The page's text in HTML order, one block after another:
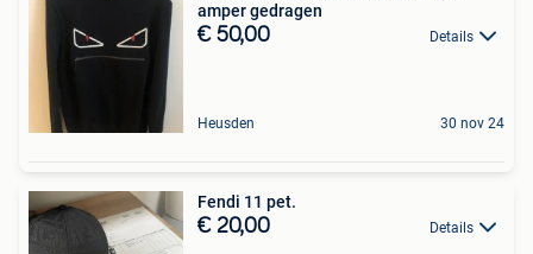
amper gedragen
€ 50,00 Details
Heusden 30 nov 24
Fendi 11 pet.
€ 20,00 Details